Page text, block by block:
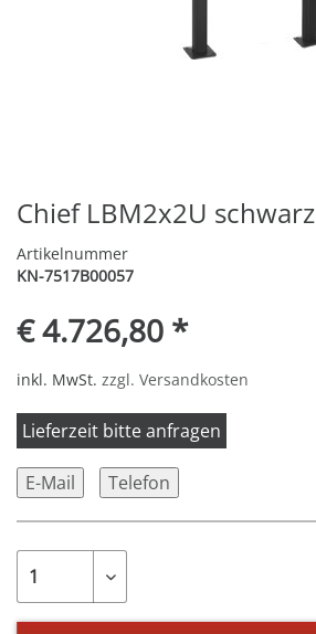
Chief LBM2x2U schwarz
Artikelnummer
KN-7517B00057
€ 4.726,80 *
inkl. MwSt. zzgl. Versandkosten
Lieferzeit bitte anfragen
E-Mail Telefon